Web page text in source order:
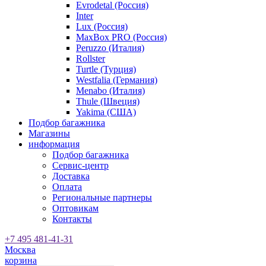
Evrodetal (Россия)
Inter
Lux (Россия)
MaxBox PRO (Россия)
Peruzzo (Италия)
Rollster
Turtle (Турция)
Westfalia (Германия)
Menabo (Италия)
Thule (Швеция)
Yakima (США)
Подбор багажника
Магазины
информация
Подбор багажника
Сервис-центр
Доставка
Оплата
Региональные партнеры
Оптовикам
Контакты
+7 495 481-41-31
Москва
корзина